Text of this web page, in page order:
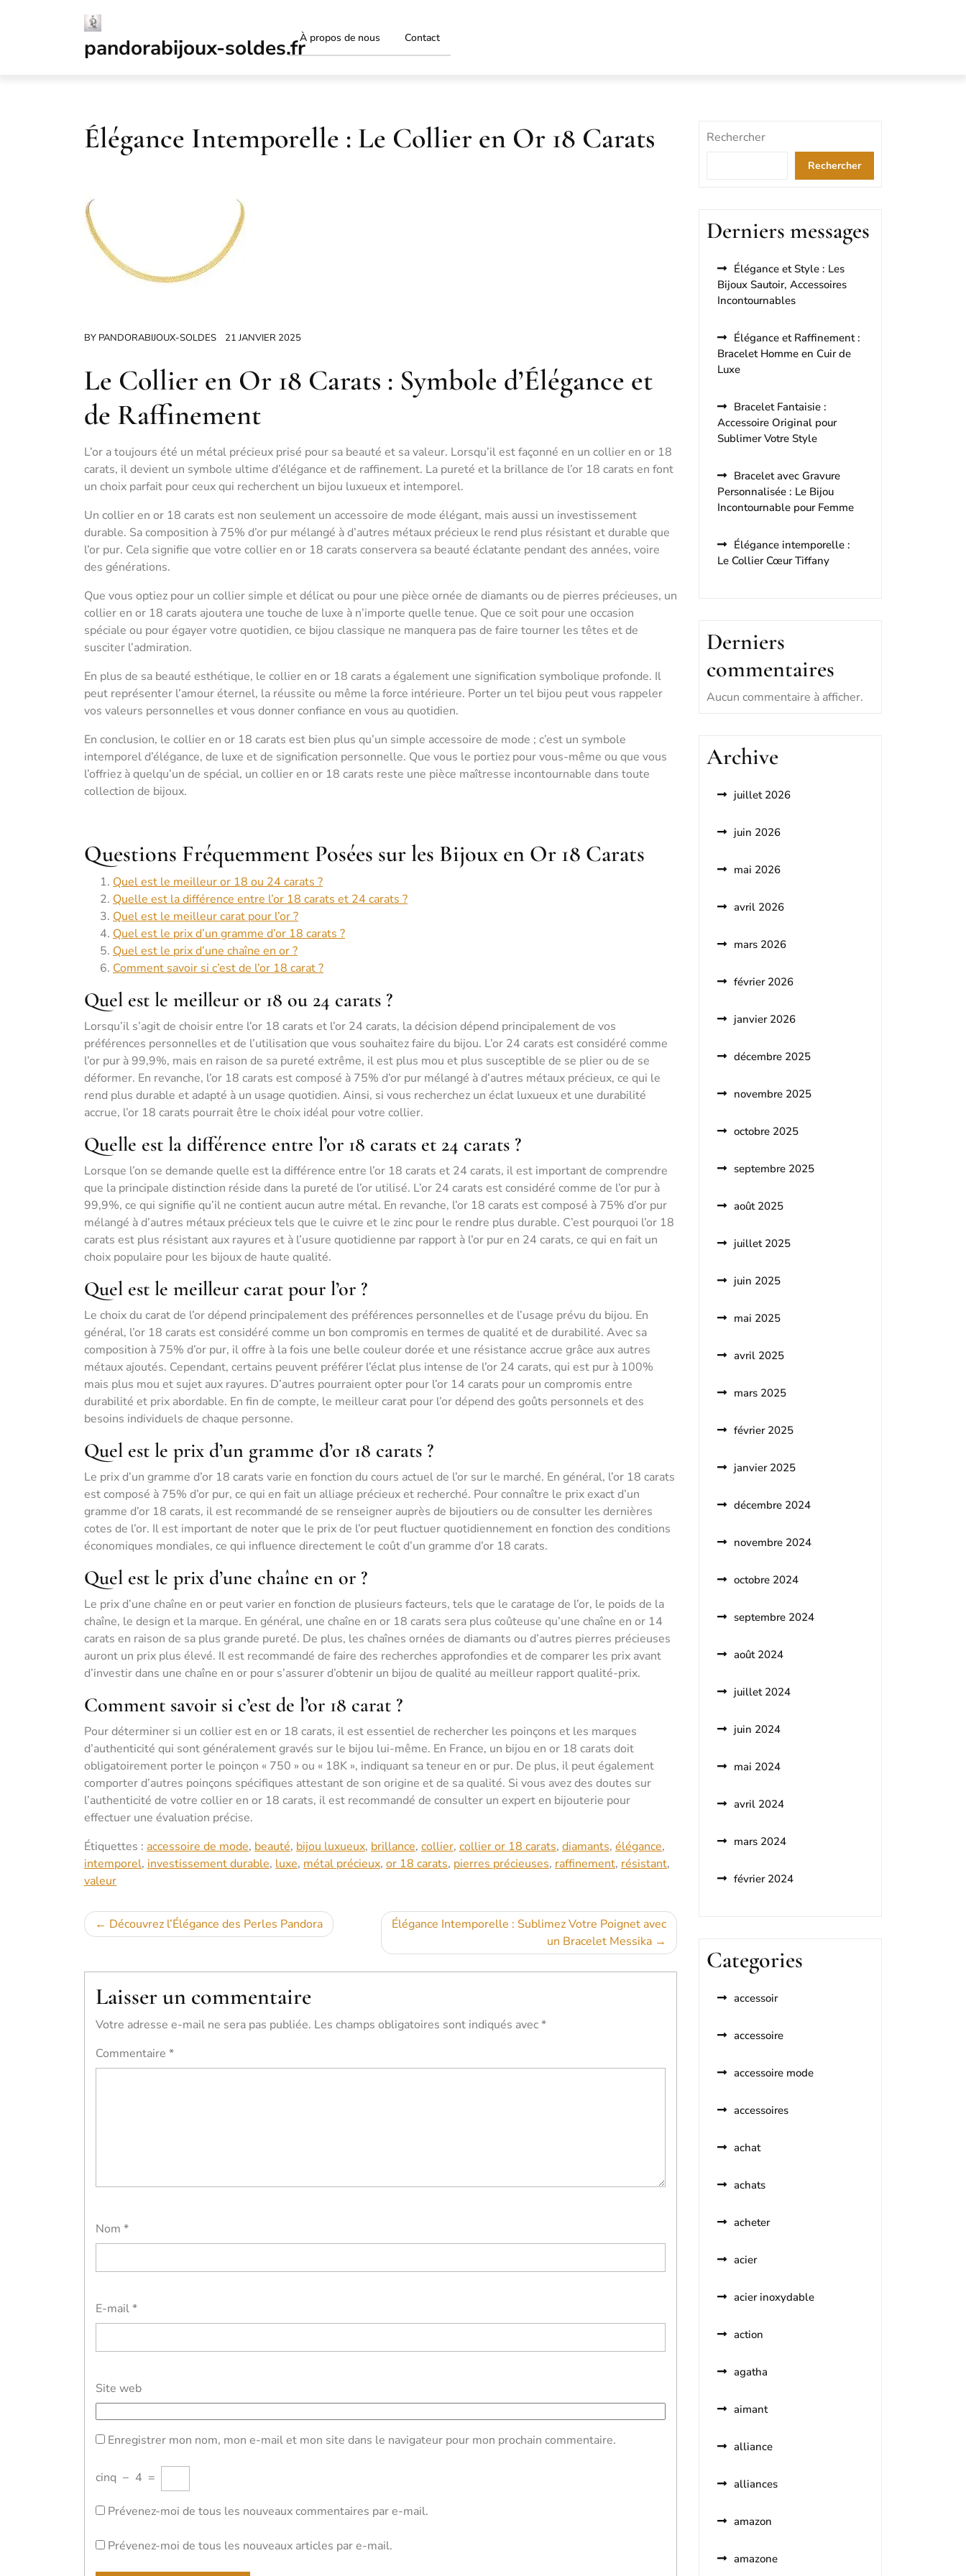
pandorabijoux-soldes.frÀ propos de nous Contact
Élégance Intemporelle : Le Collier en Or 18 Carats
BY PANDORABIJOUX-SOLDES 21 JANVIER 2025
Le Collier en Or 18 Carats : Symbole d’Élégance et
de Raffinement
L’or a toujours été un métal précieux prisé pour sa beauté et sa valeur. Lorsqu’il est façonné en un collier en or 18
carats, il devient un symbole ultime d’élégance et de raffinement. La pureté et la brillance de l’or 18 carats en font
un choix parfait pour ceux qui recherchent un bijou luxueux et intemporel.
Un collier en or 18 carats est non seulement un accessoire de mode élégant, mais aussi un investissement
durable. Sa composition à 75% d’or pur mélangé à d’autres métaux précieux le rend plus résistant et durable que
l’or pur. Cela signifie que votre collier en or 18 carats conservera sa beauté éclatante pendant des années, voire
des générations.
Que vous optiez pour un collier simple et délicat ou pour une pièce ornée de diamants ou de pierres précieuses, un
collier en or 18 carats ajoutera une touche de luxe à n’importe quelle tenue. Que ce soit pour une occasion
spéciale ou pour égayer votre quotidien, ce bijou classique ne manquera pas de faire tourner les têtes et de
susciter l’admiration.
En plus de sa beauté esthétique, le collier en or 18 carats a également une signification symbolique profonde. Il
peut représenter l’amour éternel, la réussite ou même la force intérieure. Porter un tel bijou peut vous rappeler
vos valeurs personnelles et vous donner confiance en vous au quotidien.
En conclusion, le collier en or 18 carats est bien plus qu’un simple accessoire de mode ; c’est un symbole
intemporel d’élégance, de luxe et de signification personnelle. Que vous le portiez pour vous-même ou que vous
l’offriez à quelqu’un de spécial, un collier en or 18 carats reste une pièce maîtresse incontournable dans toute
collection de bijoux.
Questions Fréquemment Posées sur les Bijoux en Or 18 Carats
Quel est le meilleur or 18 ou 24 carats ?
Quelle est la différence entre l’or 18 carats et 24 carats ?
Quel est le meilleur carat pour l’or ?
Quel est le prix d’un gramme d’or 18 carats ?
Quel est le prix d’une chaîne en or ?
Comment savoir si c’est de l’or 18 carat ?
Quel est le meilleur or 18 ou 24 carats ?
Lorsqu’il s’agit de choisir entre l’or 18 carats et l’or 24 carats, la décision dépend principalement de vos
préférences personnelles et de l’utilisation que vous souhaitez faire du bijou. L’or 24 carats est considéré comme
l’or pur à 99,9%, mais en raison de sa pureté extrême, il est plus mou et plus susceptible de se plier ou de se
déformer. En revanche, l’or 18 carats est composé à 75% d’or pur mélangé à d’autres métaux précieux, ce qui le
rend plus durable et adapté à un usage quotidien. Ainsi, si vous recherchez un éclat luxueux et une durabilité
accrue, l’or 18 carats pourrait être le choix idéal pour votre collier.
Quelle est la différence entre l’or 18 carats et 24 carats ?
Lorsque l’on se demande quelle est la différence entre l’or 18 carats et 24 carats, il est important de comprendre
que la principale distinction réside dans la pureté de l’or utilisé. L’or 24 carats est considéré comme de l’or pur à
99,9%, ce qui signifie qu’il ne contient aucun autre métal. En revanche, l’or 18 carats est composé à 75% d’or pur
mélangé à d’autres métaux précieux tels que le cuivre et le zinc pour le rendre plus durable. C’est pourquoi l’or 18
carats est plus résistant aux rayures et à l’usure quotidienne par rapport à l’or pur en 24 carats, ce qui en fait un
choix populaire pour les bijoux de haute qualité.
Quel est le meilleur carat pour l’or ?
Le choix du carat de l’or dépend principalement des préférences personnelles et de l’usage prévu du bijou. En
général, l’or 18 carats est considéré comme un bon compromis en termes de qualité et de durabilité. Avec sa
composition à 75% d’or pur, il offre à la fois une belle couleur dorée et une résistance accrue grâce aux autres
métaux ajoutés. Cependant, certains peuvent préférer l’éclat plus intense de l’or 24 carats, qui est pur à 100%
mais plus mou et sujet aux rayures. D’autres pourraient opter pour l’or 14 carats pour un compromis entre
durabilité et prix abordable. En fin de compte, le meilleur carat pour l’or dépend des goûts personnels et des
besoins individuels de chaque personne.
Quel est le prix d’un gramme d’or 18 carats ?
Le prix d’un gramme d’or 18 carats varie en fonction du cours actuel de l’or sur le marché. En général, l’or 18 carats
est composé à 75% d’or pur, ce qui en fait un alliage précieux et recherché. Pour connaître le prix exact d’un
gramme d’or 18 carats, il est recommandé de se renseigner auprès de bijoutiers ou de consulter les dernières
cotes de l’or. Il est important de noter que le prix de l’or peut fluctuer quotidiennement en fonction des conditions
économiques mondiales, ce qui influence directement le coût d’un gramme d’or 18 carats.
Quel est le prix d’une chaîne en or ?
Le prix d’une chaîne en or peut varier en fonction de plusieurs facteurs, tels que le caratage de l’or, le poids de la
chaîne, le design et la marque. En général, une chaîne en or 18 carats sera plus coûteuse qu’une chaîne en or 14
carats en raison de sa plus grande pureté. De plus, les chaînes ornées de diamants ou d’autres pierres précieuses
auront un prix plus élevé. Il est recommandé de faire des recherches approfondies et de comparer les prix avant
d’investir dans une chaîne en or pour s’assurer d’obtenir un bijou de qualité au meilleur rapport qualité-prix.
Comment savoir si c’est de l’or 18 carat ?
Pour déterminer si un collier est en or 18 carats, il est essentiel de rechercher les poinçons et les marques
d’authenticité qui sont généralement gravés sur le bijou lui-même. En France, un bijou en or 18 carats doit
obligatoirement porter le poinçon « 750 » ou « 18K », indiquant sa teneur en or pur. De plus, il peut également
comporter d’autres poinçons spécifiques attestant de son origine et de sa qualité. Si vous avez des doutes sur
l’authenticité de votre collier en or 18 carats, il est recommandé de consulter un expert en bijouterie pour
effectuer une évaluation précise.
Étiquettes : accessoire de mode, beauté, bijou luxueux, brillance, collier, collier or 18 carats, diamants, élégance,
intemporel, investissement durable, luxe, métal précieux, or 18 carats, pierres précieuses, raffinement, résistant,
valeur
Navigation
l’article
Découvrez l’Élégance des Perles Pandora
Élégance Intemporelle : Sublimez Votre Poignet avec
un Bracelet Messika
Laisser un commentaire
Votre adresse e-mail ne sera pas publiée. Les champs obligatoires sont indiqués avec*
Commentaire *
Nom *
E-mail*
Site web
Enregistrer mon nom, mon e-mail et mon site dans le navigateur pour mon prochain commentaire.
cinq − 4 =
Prévenez-moi de tous les nouveaux commentaires par e-mail.
Prévenez-moi de tous les nouveaux articles par e-mail.
Rechercher
Rechercher
Derniers messages
Élégance et Style : Les
Bijoux Sautoir, Accessoires
Incontournables
Élégance et Raffinement :
Bracelet Homme en Cuir de
Luxe
Bracelet Fantaisie :
Accessoire Original pour
Sublimer Votre Style
Bracelet avec Gravure
Personnalisée : Le Bijou
Incontournable pour Femme
Élégance intemporelle :
Le Collier Cœur Tiffany
Derniers
commentaires
Aucun commentaire à afficher.
Archive
juillet 2026
juin 2026
mai 2026
avril 2026
mars 2026
février 2026
janvier 2026
décembre 2025
novembre 2025
octobre 2025
septembre 2025
août 2025
juillet 2025
juin 2025
mai 2025
avril 2025
mars 2025
février 2025
janvier 2025
décembre 2024
novembre 2024
octobre 2024
septembre 2024
août 2024
juillet 2024
juin 2024
mai 2024
avril 2024
mars 2024
février 2024
Categories
accessoir
accessoire
accessoire mode
accessoires
achat
achats
acheter
acier
acier inoxydable
action
agatha
aimant
alliance
alliances
amazon
amazone